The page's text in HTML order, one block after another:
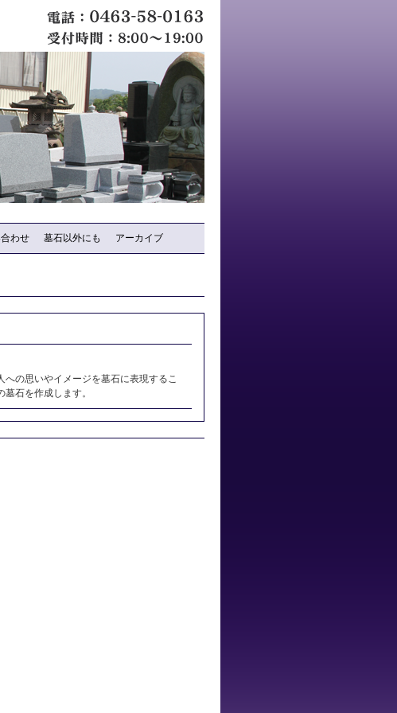
わせ 墓石以外にも アーカイブ
の思いやイメージを墓石に表現するこ
石を作成します。